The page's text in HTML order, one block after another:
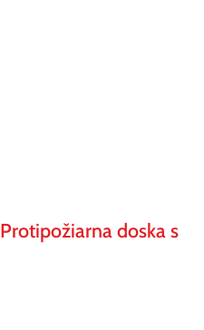
Protipožiarna doska s